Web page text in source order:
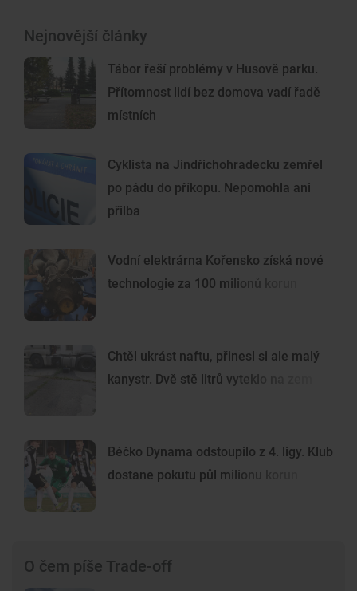
Nejnovější články
Tábor řeší problémy v Husově parku.
Přítomnost lidí bez domova vadí řadě
místních
Cyklista na Jindřichohradecku zemřel
po pádu do příkopu. Nepomohla ani
přilba
Vodní elektrárna Kořensko získá nové
technologie za 100 milionů korun
Chtěl ukrást naftu, přinesl si ale malý
kanystr. Dvě stě litrů vyteklo na zem
Béčko Dynama odstoupilo z 4. ligy. Klub
dostane pokutu půl milionu korun
O čem píše Trade-off